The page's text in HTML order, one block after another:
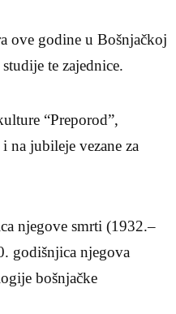
ove godine u Bošnjačkoj
te zajednice.
“Preporod”,
na jubileje vezane za
njegove smrti (1932.–
godišnjica njegova
bošnjačke